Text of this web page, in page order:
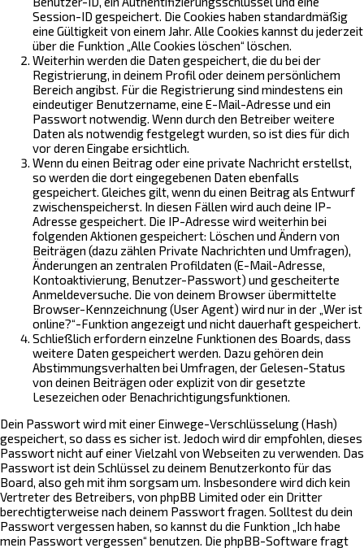
Session-ID gespeichert. Die Cookies haben standardmäßig
eine Gültigkeit von einem Jahr. Alle Cookies kannst du jederzeit
über die Funktion „Alle Cookies löschen“ löschen.
Weiterhin werden die Daten gespeichert, die du bei der
Registrierung, in deinem Profil oder deinem persönlichem
Bereich angibst. Für die Registrierung sind mindestens ein
eindeutiger Benutzername, eine E-Mail-Adresse und ein
Passwort notwendig. Wenn durch den Betreiber weitere
Daten als notwendig festgelegt wurden, so ist dies für dich
vor deren Eingabe ersichtlich.
Wenn du einen Beitrag oder eine private Nachricht erstellst,
so werden die dort eingegebenen Daten ebenfalls
gespeichert. Gleiches gilt, wenn du einen Beitrag als Entwurf
zwischenspeicherst. In diesen Fällen wird auch deine IP-
Adresse gespeichert. Die IP-Adresse wird weiterhin bei
folgenden Aktionen gespeichert: Löschen und Ändern von
Beiträgen (dazu zählen Private Nachrichten und Umfragen),
Änderungen an zentralen Profildaten (E-Mail-Adresse,
Kontoaktivierung, Benutzer-Passwort) und gescheiterte
Anmeldeversuche. Die von deinem Browser übermittelte
Browser-Kennzeichnung (User Agent) wird nur in der „Wer ist
online?“-Funktion angezeigt und nicht dauerhaft gespeichert.
Schließlich erfordern einzelne Funktionen des Boards, dass
weitere Daten gespeichert werden. Dazu gehören dein
Abstimmungsverhalten bei Umfragen, der Gelesen-Status
von deinen Beiträgen oder explizit von dir gesetzte
Lesezeichen oder Benachrichtigungsfunktionen.
Dein Passwort wird mit einer Einwege-Verschlüsselung (Hash)
gespeichert, so dass es sicher ist. Jedoch wird dir empfohlen, dieses
Passwort nicht auf einer Vielzahl von Webseiten zu verwenden. Das
Passwort ist dein Schlüssel zu deinem Benutzerkonto für das
Board, also geh mit ihm sorgsam um. Insbesondere wird dich kein
Vertreter des Betreibers, von phpBB Limited oder ein Dritter
berechtigterweise nach deinem Passwort fragen. Solltest du dein
Passwort vergessen haben, so kannst du die Funktion „Ich habe
mein Passwort vergessen“ benutzen. Die phpBB-Software fragt